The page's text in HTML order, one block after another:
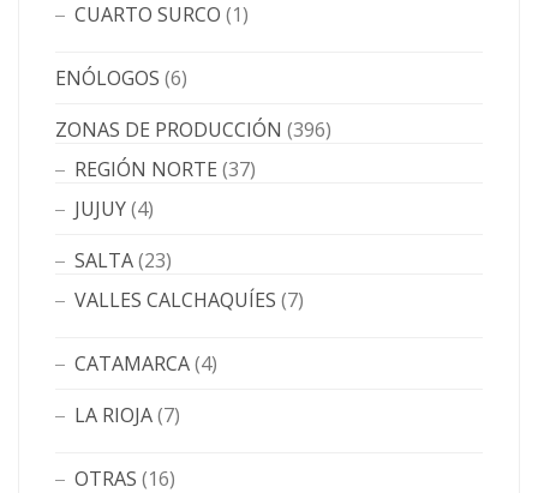
CUARTO SURCO (1)
ENÓLOGOS (6)
ZONAS DE PRODUCCIÓN (396)
REGIÓN NORTE (37)
JUJUY(4)
SALTA(23)
VALLES CALCHAQUÍES (7)
CATAMARCA(4)
LA RIOJA(7)
OTRAS (16)